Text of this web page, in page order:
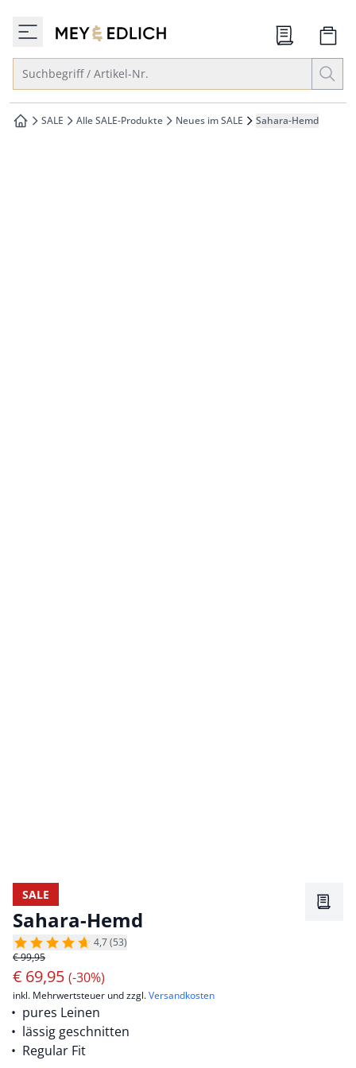
springen
springen
zur Startseite
Suchbegriff / Artikel-Nr.
zur Startseite
SALE Alle SALE-Produkte Neues im SALE Sahara-Hemd
SALE
Sahara-Hemd
4,7 (53)
€ 99,95
€ 69,95 (-30%)
inkl. Mehrwertsteuer und zzgl.Versandkosten
pures Leinen
lässig geschnitten
Regular Fit